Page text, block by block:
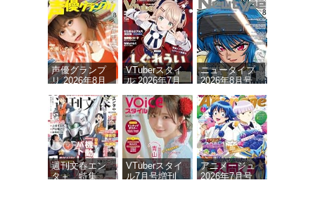
声優グランプ
リ 2026年8月
VTuberスタイ
ル 2026年7月
ニュータイプ
2026年8月号
週刊文春エン
タ＋ 特集
VTuberスタイ
ル7月号増刊
アニメージュ
2026年7月号